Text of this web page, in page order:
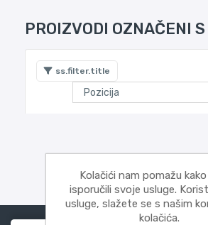
PROIZVODI OZNAČENI
ss.filter.title
Kolačići nam pomažu
isporučili svoje usluge.
usluge, slažete se s našim
kolačića.